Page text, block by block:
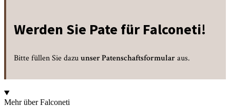
Werden Sie Pate für Falconeti!
Bitte füllen Sie dazuunser Patenschaftsformularaus.
Mehr über Falconeti